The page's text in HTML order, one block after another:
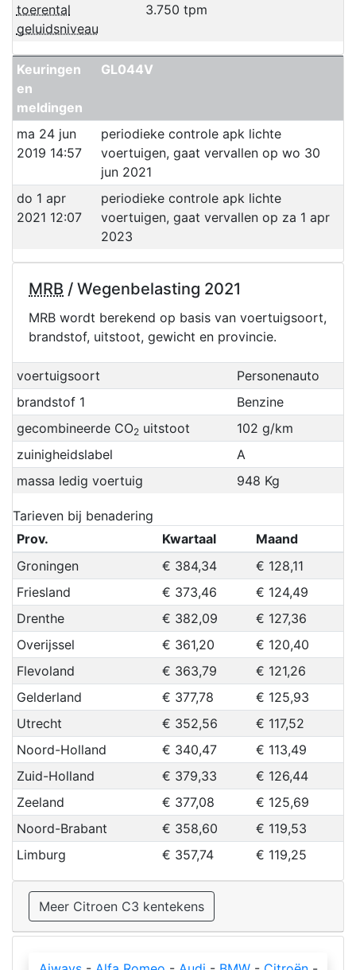
toerental
geluidsniveau
3.750 tpm
Keuringen
en
meldingen
GL044V
ma 24 jun
2019 14:57
periodieke controle apk lichte
voertuigen, gaat vervallen op wo 30
jun 2021
do 1 apr
2021 12:07
periodieke controle apk lichte
voertuigen, gaat vervallen op za 1 apr
2023
MRB / Wegenbelasting 2021
MRB wordt berekend op basis van voertuigsoort,
brandstof, uitstoot, gewicht en provincie.
voertuigsoort
Personenauto
brandstof 1
Benzine
gecombineerde CO2uitstoot
102 g/km
zuinigheidslabel
A
massa ledig voertuig
948 Kg
Tarieven bij benadering
Prov.
Kwartaal
Maand
Groningen
€ 384,34
€ 128,11
Friesland
€ 373,46
€ 124,49
Drenthe
€ 382,09
€ 127,36
Overijssel
€ 361,20
€ 120,40
Flevoland
€ 363,79
€ 121,26
Gelderland
€ 377,78
€ 125,93
Utrecht
€ 352,56
€ 117,52
Noord-Holland
€ 340,47
€ 113,49
Zuid-Holland
€ 379,33
€ 126,44
Zeeland
€ 377,08
€ 125,69
Noord-Brabant
€ 358,60
€ 119,53
Limburg
€ 357,74 € 119,25
Meer Citroen C3 kentekens